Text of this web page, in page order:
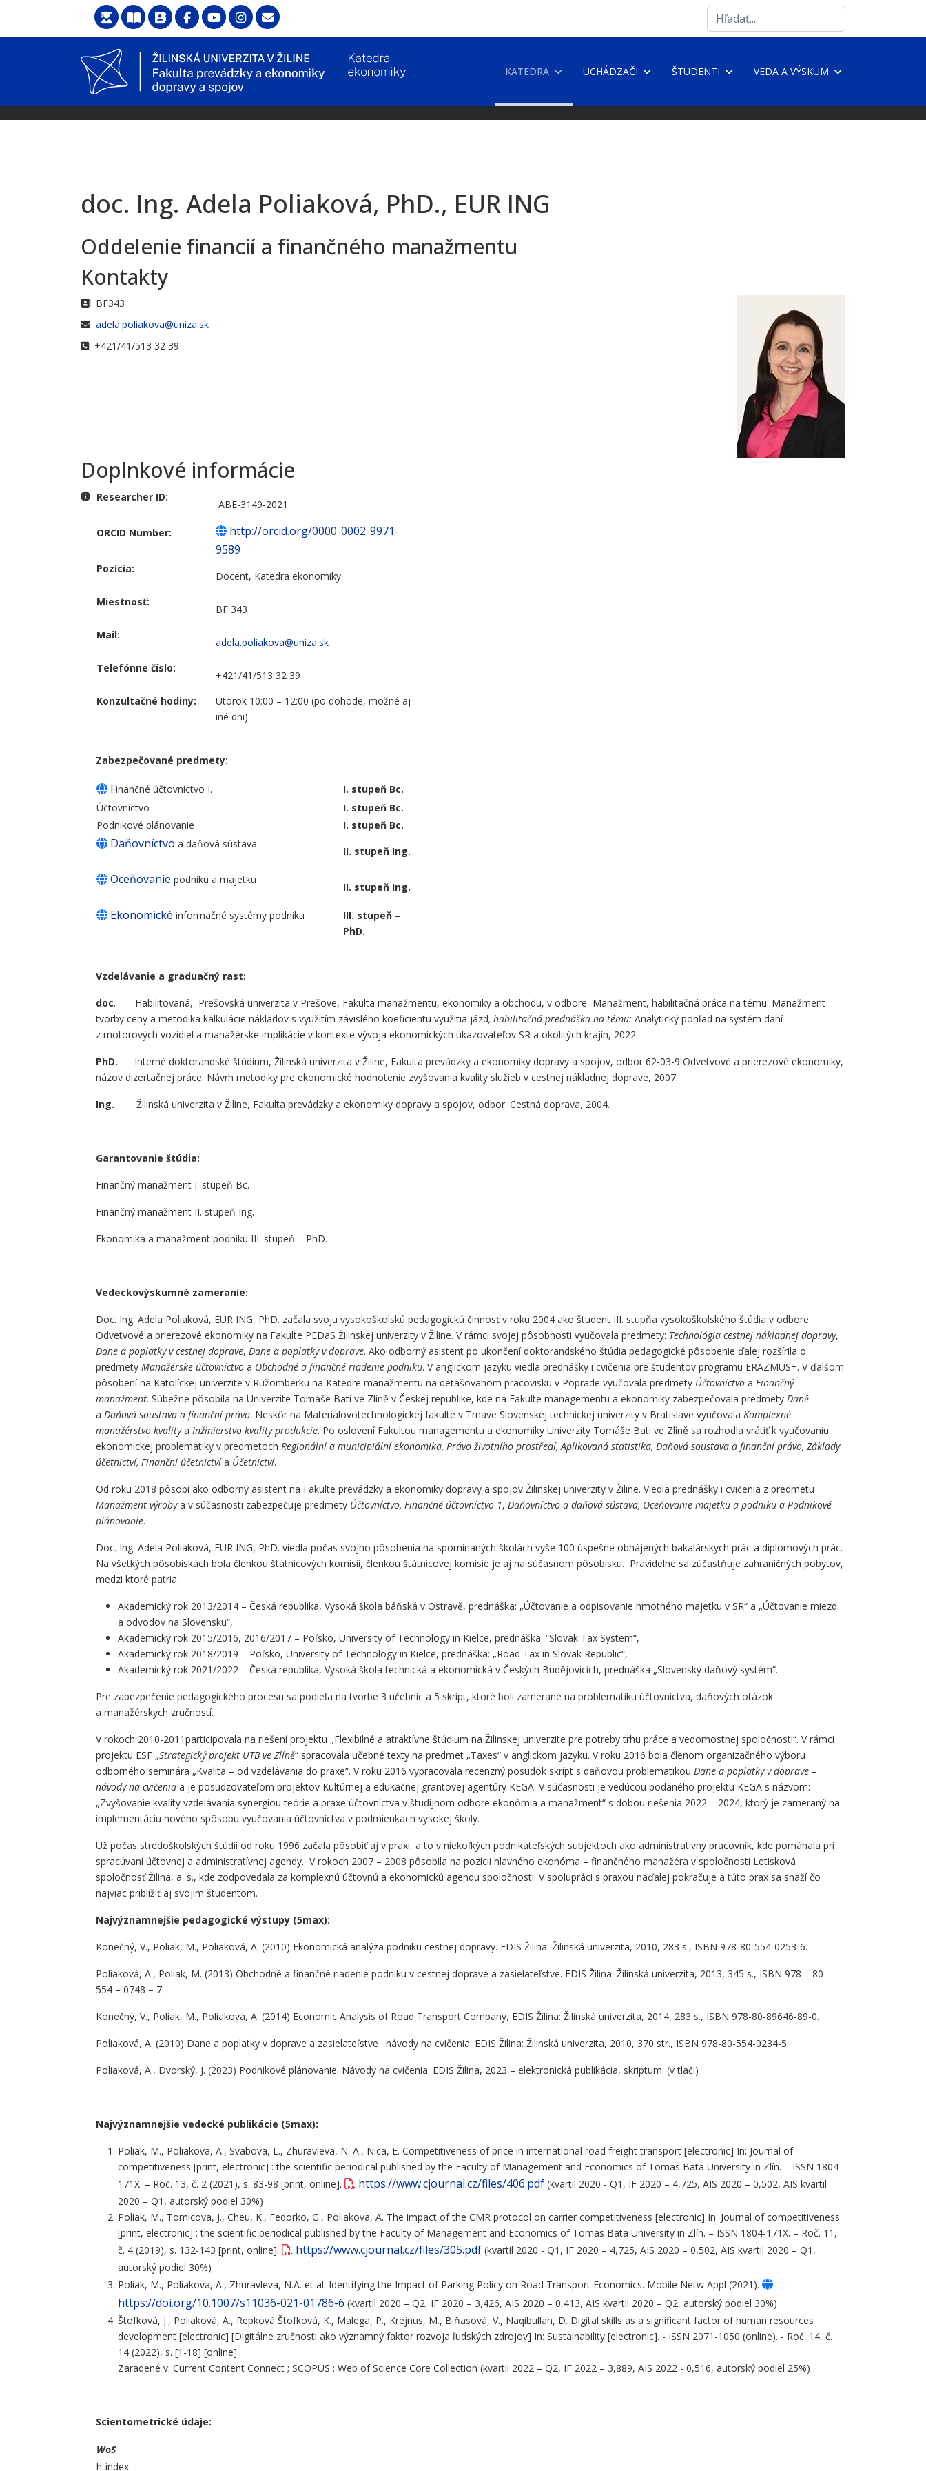
Search
...
KATEDRA UCHÁDZAČI ŠTUDENTI VEDA A VÝSKUM
doc. Ing. Adela Poliaková, PhD., EUR ING
Oddelenie financií a finančného manažmentu
Kontakty
Adresa
BF343
E-mail
adela.poliakova@uniza.sk
Telefónne číslo
+421/41/513 32 39
Doplnkové informácie
Doplnkové informácie
Researcher ID:
ABE-3149-2021
ORCID Number:
http://orcid.org/0000-0002-9971-
9589
Pozícia:
Docent, Katedra ekonomiky
Miestnosť:
BF 343
Mail:
adela.poliakova@uniza.sk
Telefónne číslo:
+421/41/513 32 39
Konzultačné hodiny:
Utorok 10:00 – 12:00 (po dohode, možné aj
iné dni)
Zabezpečované predmety:
Finančné účtovníctvo I.
I. stupeň Bc.
Účtovníctvo
I. stupeň Bc.
Podnikové plánovanie
I. stupeň Bc.
Daňovníctvo a daňová sústava
II. stupeň Ing.
Oceňovanie podniku a majetku
II. stupeň Ing.
Ekonomické informačné systémy podniku
III. stupeň –
PhD.
Vzdelávanie a graduačný rast:
doc. Habilitovaná, Prešovská univerzita v Prešove, Fakulta manažmentu, ekonomiky a obchodu, v odbore Manažment, habilitačná práca na tému: Manažment
tvorby ceny a metodika kalkulácie nákladov s využitím závislého koeficientu využitia jázd, habilitačná prednáška na tému: Analytický pohľad na systém daní
z motorových vozidiel a manažérske implikácie v kontexte vývoja ekonomických ukazovateľov SR a okolitých krajín, 2022.
PhD. Interné doktorandské štúdium, Žilinská univerzita v Žiline, Fakulta prevádzky a ekonomiky dopravy a spojov, odbor 62-03-9 Odvetvové a prierezové ekonomiky,
názov dizertačnej práce: Návrh metodiky pre ekonomické hodnotenie zvyšovania kvality služieb v cestnej nákladnej doprave, 2007.
Ing. Žilinská univerzita v Žiline, Fakulta prevádzky a ekonomiky dopravy a spojov, odbor: Cestná doprava, 2004.
Garantovanie štúdia:
Finančný manažment I. stupeň Bc.
Finančný manažment II. stupeň Ing.
Ekonomika a manažment podniku III. stupeň – PhD.
Vedeckovýskumné zameranie:
Doc. Ing. Adela Poliaková, EUR ING, PhD. začala svoju vysokoškolskú pedagogickú činnosť v roku 2004 ako študent III. stupňa vysokoškolského štúdia v odbore
Odvetvové a prierezové ekonomiky na Fakulte PEDaS Žilinskej univerzity v Žiline. V rámci svojej pôsobnosti vyučovala predmety: Technológia cestnej nákladnej dopravy,
Dane a poplatky v cestnej doprave, Dane a poplatky v doprave. Ako odborný asistent po ukončení doktorandského štúdia pedagogické pôsobenie ďalej rozšírila o
predmety Manažérske účtovníctvo a Obchodné a finančné riadenie podniku. V anglickom jazyku viedla prednášky i cvičenia pre študentov programu ERAZMUS+. V ďalšom
pôsobení na Katolíckej univerzite v Ružomberku na Katedre manažmentu na detašovanom pracovisku v Poprade vyučovala predmety Účtovníctvo a Finančný
manažment. Súbežne pôsobila na Univerzite Tomáše Bati ve Zlíně v Českej republike, kde na Fakulte managementu a ekonomiky zabezpečovala predmety Daně
a Daňová soustava a finanční právo. Neskôr na Materiálovotechnologickej fakulte v Trnave Slovenskej technickej univerzity v Bratislave vyučovala Komplexné
manažérstvo kvalitya Inžinierstvo kvality produkcie. Po oslovení Fakultou managementu a ekonomiky Univerzity Tomáše Bati ve Zlíně sa rozhodla vrátiť k vyučovaniu
ekonomickej problematiky v predmetoch Regionální a municipiální ekonomika, Právo životního prostředí, Aplikovaná statistika, Daňová soustava a finanční právo, Základy
účetnictví, Finanční účetnictvía Účetnictví.
Od roku 2018 pôsobí ako odborný asistent na Fakulte prevádzky a ekonomiky dopravy a spojov Žilinskej univerzity v Žiline. Viedla prednášky i cvičenia z predmetu
Manažment výrobya v súčasnosti zabezpečuje predmety Účtovníctvo, Finančné účtovníctvo 1, Daňovníctvo a daňová sústava, Oceňovanie majetku a podniku a Podnikové
plánovanie.
Doc. Ing. Adela Poliaková, EUR ING, PhD. viedla počas svojho pôsobenia na spomínaných školách vyše 100 úspešne obhájených bakalárskych prác a diplomových prác.
Na všetkých pôsobiskách bola členkou štátnicových komisií, členkou štátnicovej komisie je aj na súčasnom pôsobisku. Pravidelne sa zúčastňuje zahraničných pobytov,
medzi ktoré patria:
Akademický rok 2013/2014 – Česká republika, Vysoká škola báňská v Ostravě, prednáška: „Účtovanie a odpisovanie hmotného majetku v SR“ a „Účtovanie miezd
a odvodov na Slovensku“,
Akademický rok 2015/2016, 2016/2017 – Poľsko, University of Technology in Kielce, prednáška: “Slovak Tax System“,
Akademický rok 2018/2019 – Poľsko, University of Technology in Kielce, prednáška: „Road Tax in Slovak Republic“,
Akademický rok 2021/2022 – Česká republika, Vysoká škola technická a ekonomická v Českých Budějovicích, prednáška „Slovenský daňový systém“.
Pre zabezpečenie pedagogického procesu sa podieľa na tvorbe 3 učebníc a 5 skrípt, ktoré boli zamerané na problematiku účtovníctva, daňových otázok
a manažérskych zručností.
V rokoch 2010-2011participovala na riešení projektu „Flexibilné a atraktívne štúdium na Žilinskej univerzite pre potreby trhu práce a vedomostnej spoločnosti“. V rámci
projektu ESF „Strategický projekt UTB ve Zlíně“ spracovala učebné texty na predmet „Taxes“ v anglickom jazyku. V roku 2016 bola členom organizačného výboru
odborného seminára „Kvalita – od vzdelávania do praxe“. V roku 2016 vypracovala recenzný posudok skrípt s daňovou problematikou Dane a poplatky v doprave –
návody na cvičenia a je posudzovateľom projektov Kultúrnej a edukačnej grantovej agentúry KEGA. V súčasnosti je vedúcou podaného projektu KEGA s názvom:
„Zvyšovanie kvality vzdelávania synergiou teórie a praxe účtovníctva v študijnom odbore ekonómia a manažment“ s dobou riešenia 2022 – 2024, ktorý je zameraný na
implementáciu nového spôsobu vyučovania účtovníctva v podmienkach vysokej školy.
Už počas stredoškolských štúdií od roku 1996 začala pôsobiť aj v praxi, a to v niekoľkých podnikateľských subjektoch ako administratívny pracovník, kde pomáhala pri
spracúvaní účtovnej a administratívnej agendy. V rokoch 2007 – 2008 pôsobila na pozícii hlavného ekonóma – finančného manažéra v spoločnosti Letisková
spoločnosť Žilina, a. s., kde zodpovedala za komplexnú účtovnú a ekonomickú agendu spoločnosti. V spolupráci s praxou naďalej pokračuje a túto prax sa snaží čo
najviac priblížiť aj svojim študentom.
Najvýznamnejšie pedagogické výstupy (5max):
Konečný, V., Poliak, M., Poliaková, A. (2010) Ekonomická analýza podniku cestnej dopravy. EDIS Žilina: Žilinská univerzita, 2010, 283 s., ISBN 978-80-554-0253-6.
Poliaková, A., Poliak, M. (2013) Obchodné a finančné riadenie podniku v cestnej doprave a zasielateľstve. EDIS Žilina: Žilinská univerzita, 2013, 345 s., ISBN 978 – 80 –
554 – 0748 – 7.
Konečný, V., Poliak, M., Poliaková, A. (2014) Economic Analysis of Road Transport Company, EDIS Žilina: Žilinská univerzita, 2014, 283 s., ISBN 978-80-89646-89-0.
Poliaková, A. (2010) Dane a poplatky v doprave a zasielateľstve : návody na cvičenia. EDIS Žilina: Žilinská univerzita, 2010, 370 str., ISBN 978-80-554-0234-5.
Poliaková, A., Dvorský, J. (2023) Podnikové plánovanie. Návody na cvičenia. EDIS Žilina, 2023 – elektronická publikácia, skriptum. (v tlači)
Najvýznamnejšie vedecké publikácie (5max):
Poliak, M., Poliakova, A., Svabova, L., Zhuravleva, N. A., Nica, E. Competitiveness of price in international road freight transport [electronic] In: Journal of
competitiveness [print, electronic] : the scientific periodical published by the Faculty of Management and Economics of Tomas Bata University in Zlín. – ISSN 1804-
171X. – Roč. 13, č. 2 (2021), s. 83-98 [print, online].
https://www.cjournal.cz/files/406.pdf (kvartil 2020 - Q1, IF 2020 – 4,725, AIS 2020 – 0,502, AIS kvartil
2020 – Q1, autorský podiel 30%)
Poliak, M., Tomicova, J., Cheu, K., Fedorko, G., Poliakova, A. The impact of the CMR protocol on carrier competitiveness [electronic] In: Journal of competitiveness
[print, electronic] : the scientific periodical published by the Faculty of Management and Economics of Tomas Bata University in Zlín. – ISSN 1804-171X. – Roč. 11,
č. 4 (2019), s. 132-143 [print, online].
https://www.cjournal.cz/files/305.pdf (kvartil 2020 - Q1, IF 2020 – 4,725, AIS 2020 – 0,502, AIS kvartil 2020 – Q1,
autorský podiel 30%)
Poliak, M., Poliakova, A., Zhuravleva, N.A. et al. Identifying the Impact of Parking Policy on Road Transport Economics. Mobile Netw Appl (2021).
https://doi.org/10.1007/s11036-021-01786-6 (kvartil 2020 – Q2, IF 2020 – 3,426, AIS 2020 – 0,413, AIS kvartil 2020 – Q2, autorský podiel 30%)
Štofková, J., Poliaková, A., Repková Štofková, K., Malega, P., Krejnus, M., Biňasová, V., Naqibullah, D. Digital skills as a significant factor of human resources
development [electronic] [Digitálne zručnosti ako významný faktor rozvoja ľudských zdrojov] In: Sustainability [electronic]. - ISSN 2071-1050 (online). - Roč. 14, č.
14 (2022), s. [1-18] [online].
Zaradené v: Current Content Connect ; SCOPUS ; Web of Science Core Collection (kvartil 2022 – Q2, IF 2022 – 3,889, AIS 2022 - 0,516, autorský podiel 25%)
Scientometrické údaje:
WoS
h-index